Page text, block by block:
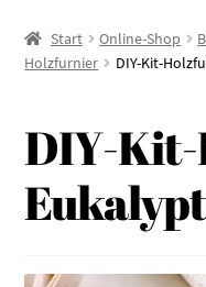
Start Online-Shop
Holzfurnier
DIY-Kit-
DIY-